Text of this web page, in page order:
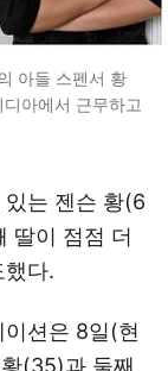
아들 스펜서 황
아에서 근무하고
는 젠슨 황(6
딸이 점점 더
했다.
션은 8일(현
(35)과 둘째